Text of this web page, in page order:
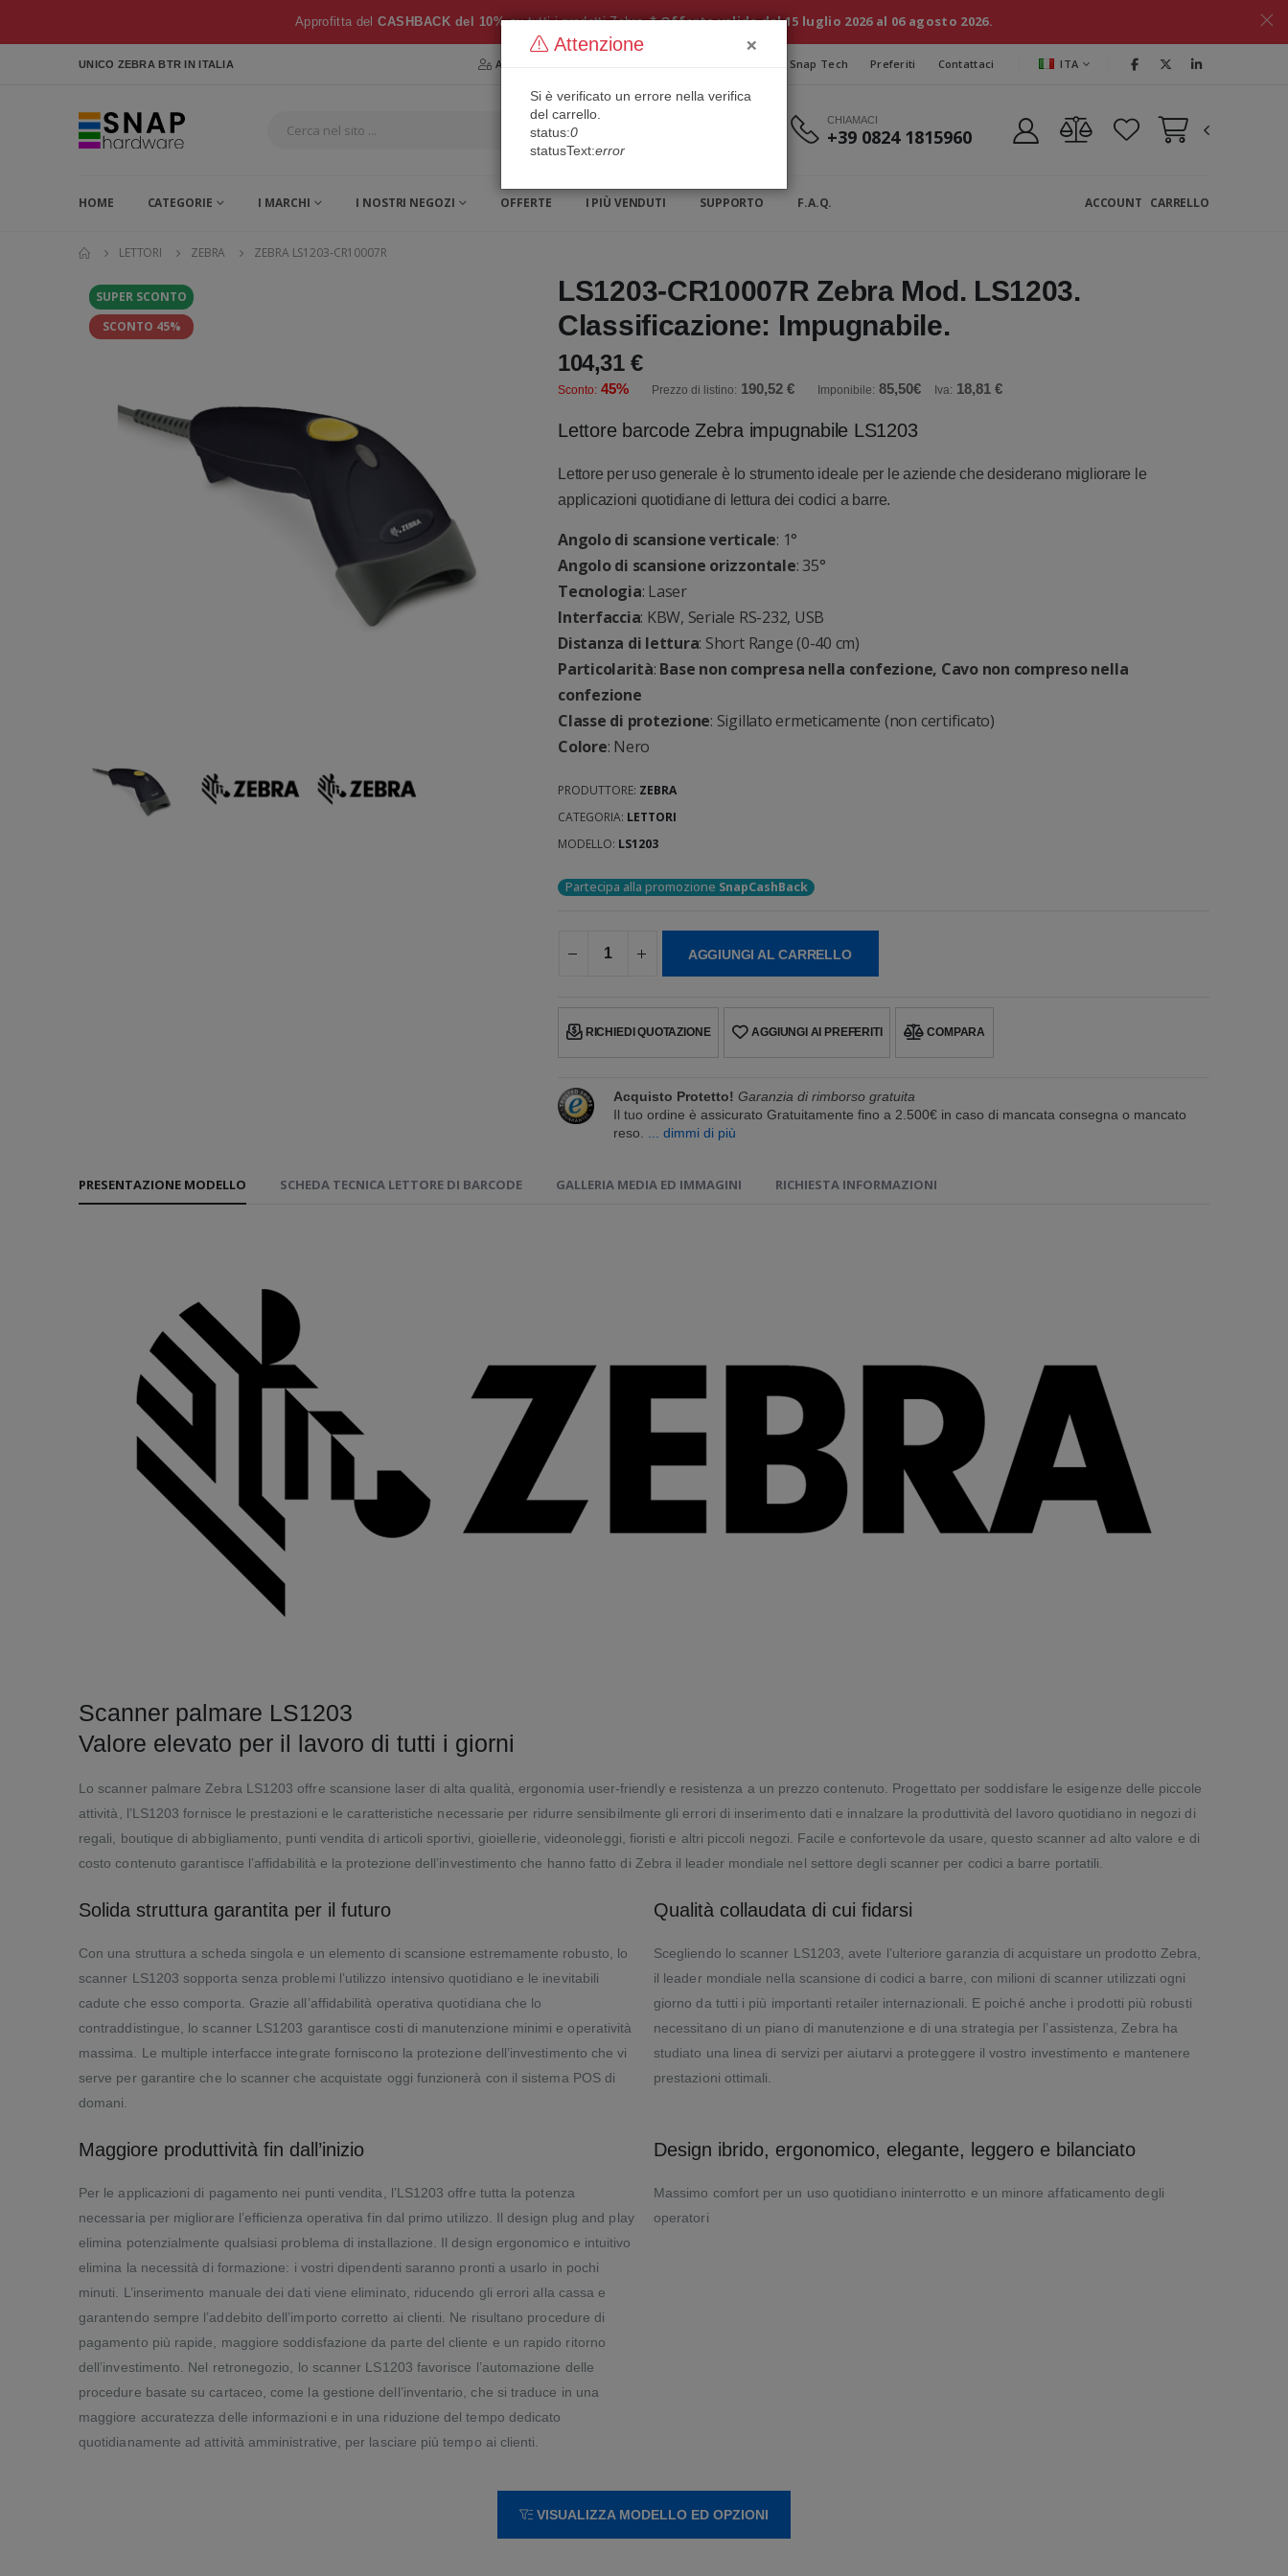
Approfitta del CASHBACK del 10%su tutti i prodotti Zebra * Offerta valida dal 15 luglio 2026 al 06 agosto 2026.
UNICO ZEBRA BTRIN ITALIA Area Riservata Snap Tech Preferiti Contattaci ITA
CHIAMACI
+39 0824 1815960
HOME CATEGORIE I MARCHI I NOSTRI NEGOZI OFFERTE I PIÙ VENDUTI SUPPORTO F.A.Q. CARRELLO
ACCOUNT
LETTORI ZEBRA ZEBRA LS1203-CR10007R
SUPER SCONTO
SCONTO 45%
LS1203-CR10007R Zebra Mod. LS1203.
Classificazione: Impugnabile.
104,31 €
Sconto: 45% Prezzo di listino: 190,52 € Imponibile: 85,50€ Iva: 18,81 €
Lettore barcode Zebra impugnabile LS1203
Lettore per uso generale è lo strumento ideale per le aziende che desiderano migliorare le
applicazioni quotidiane di lettura dei codici a barre.
Angolo di scansione verticale: 1°
Angolo di scansione orizzontale: 35°
Tecnologia: Laser
Interfaccia: KBW, Seriale RS-232, USB
Distanza di lettura: Short Range (0-40 cm)
Particolarità: Base non compresa nella confezione, Cavo non compreso nella
confezione
Classe di protezione: Sigillato ermeticamente (non certificato)
Colore: Nero
PRODUTTORE: ZEBRA
CATEGORIA: LETTORI
MODELLO: LS1203
Partecipa alla promozione SnapCashBack
AGGIUNGI AL CARRELLO
RICHIEDI QUOTAZIONE AGGIUNGI AI PREFERITI COMPARA
Acquisto Protetto! Garanzia di rimborso gratuita
Il tuo ordine è assicurato Gratuitamente fino a 2.500€ in caso di mancata consegna o mancato
reso.
... dimmi di più
PRESENTAZIONE MODELLO SCHEDA TECNICA LETTORE DI BARCODE GALLERIA MEDIA ED IMMAGINI RICHIESTA INFORMAZIONI
Scanner palmare LS1203
Valore elevato per il lavoro di tutti i giorni
Lo scanner palmare Zebra LS1203 offre scansione laser di alta qualità, ergonomia user-friendly e resistenza a un prezzo contenuto. Progettato per soddisfare le esigenze delle piccole
attività, l’LS1203 fornisce le prestazioni e le caratteristiche necessarie per ridurre sensibilmente gli errori di inserimento dati e innalzare la produttività del lavoro quotidiano in negozi di
regali, boutique di abbigliamento, punti vendita di articoli sportivi, gioiellerie, videonoleggi, fioristi e altri piccoli negozi. Facile e confortevole da usare, questo scanner ad alto valore e di
costo contenuto garantisce l’affidabilità e la protezione dell’investimento che hanno fatto di Zebra il leader mondiale nel settore degli scanner per codici a barre portatili.
Solida struttura garantita per il futuro
Con una struttura a scheda singola e un elemento di scansione estremamente robusto, lo
scanner LS1203 sopporta senza problemi l’utilizzo intensivo quotidiano e le inevitabili
cadute che esso comporta. Grazie all’affidabilità operativa quotidiana che lo
contraddistingue, lo scanner LS1203 garantisce costi di manutenzione minimi e operatività
massima. Le multiple interfacce integrate forniscono la protezione dell’investimento che vi
serve per garantire che lo scanner che acquistate oggi funzionerà con il sistema POS di
domani.
Qualità collaudata di cui fidarsi
Scegliendo lo scanner LS1203, avete l’ulteriore garanzia di acquistare un prodotto Zebra,
il leader mondiale nella scansione di codici a barre, con milioni di scanner utilizzati ogni
giorno da tutti i più importanti retailer internazionali. E poiché anche i prodotti più robusti
necessitano di un piano di manutenzione e di una strategia per l’assistenza, Zebra ha
studiato una linea di servizi per aiutarvi a proteggere il vostro investimento e mantenere
prestazioni ottimali.
Maggiore produttività fin dall’inizio
Per le applicazioni di pagamento nei punti vendita, l’LS1203 offre tutta la potenza
necessaria per migliorare l’efficienza operativa fin dal primo utilizzo. Il design plug and play
elimina potenzialmente qualsiasi problema di installazione. Il design ergonomico e intuitivo
elimina la necessità di formazione: i vostri dipendenti saranno pronti a usarlo in pochi
minuti. L’inserimento manuale dei dati viene eliminato, riducendo gli errori alla cassa e
garantendo sempre l’addebito dell’importo corretto ai clienti. Ne risultano procedure di
pagamento più rapide, maggiore soddisfazione da parte del cliente e un rapido ritorno
dell’investimento. Nel retronegozio, lo scanner LS1203 favorisce l’automazione delle
procedure basate su cartaceo, come la gestione dell’inventario, che si traduce in una
maggiore accuratezza delle informazioni e in una riduzione del tempo dedicato
quotidianamente ad attività amministrative, per lasciare più tempo ai clienti.
Design ibrido, ergonomico, elegante, leggero e bilanciato
Massimo comfort per un uso quotidiano ininterrotto e un minore affaticamento degli
operatori
VISUALIZZA MODELLO ED OPZIONI
Attenzione ×
Si è verificato un errore nella verifica
del carrello.
status:0
statusText:error